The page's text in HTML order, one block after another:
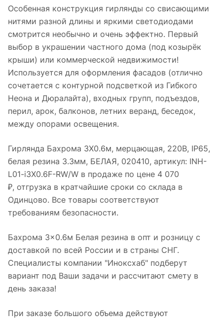
Особенная конструкция гирлянды со свисающими
нитями разной длины и яркими светодиодами
смотрится необычно и очень эффектно. Первый
выбор в украшении частного дома (под козырёк
крыши) или коммерческой недвижимости!
Используется для оформления фасадов (отлично
сочетается с контурной подсветкой из Гибкого
Неона и Дюралайта), входных групп, подъездов,
перил, арок, балконов, летних веранд, беседок,
между опорами освещения.
Гирлянда Бахрома 3X0.6м, мерцающая, 220В, IP65,
белая резина 3.3мм, БЕЛАЯ, 020410, артикул: INH-
L01-i3X0.6F-RW/W в продаже по цене 4 070
₽, отгрузка в кратчайшие сроки со склада в
Одинцово. Все товары соответствуют
требованиям безопасности.
Бахрома 3×0.6м Белая резина в опт и розницу с
доставкой по всей России и в страны СНГ.
Специалисты компании "Иноксхаб" подберут
вариант под Ваши задачи и рассчитают смету в
день заказа!
При заказе большого объема действуют